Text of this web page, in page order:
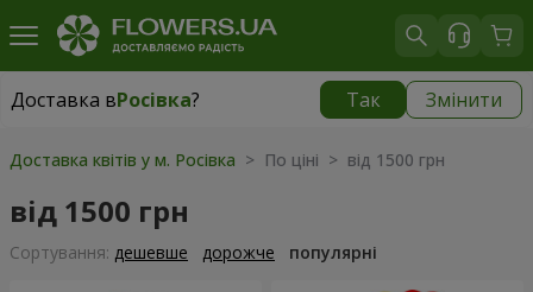
Доставка вРосівка? Так Змінити
Доставка вРосівка|
Доставка квітів у м. Росівка > По ціні > від 1500 грн
від 1500 грн
Сортування: дешевше дорожче популярні